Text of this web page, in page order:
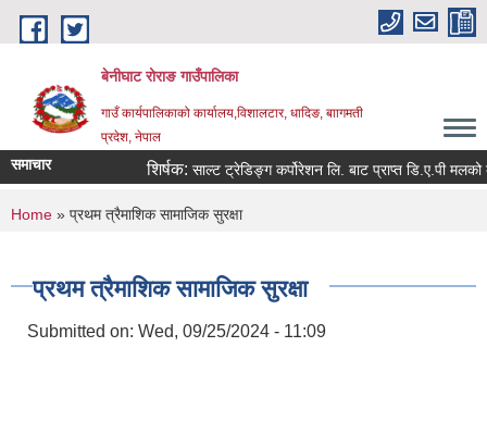
Skip to main content
बेनीघाट रोराङ गाउँपालिका
गाउँ कार्यपालिकाको कार्यालय,विशालटार, धादिङ, बाागमती
प्रदेश, नेपाल
समाचार शिर्षक:साल्ट ट्रेडिङ्ग कर्पोरेशन लि. बाट प्राप्त डि.ए.पी मलको कोटा
You are here
Home » प्रथम त्रैमाशिक सामाजिक सुरक्षा
प्रथम त्रैमाशिक सामाजिक सुरक्षा
Submitted on: Wed, 09/25/2024 - 11:09